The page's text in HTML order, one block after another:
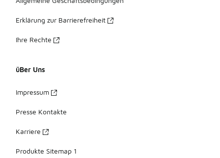
Erklärung zur Barrierefreiheit
Ihre Rechte
üBer Uns
Impressum
Presse Kontakte
Karriere
Produkte Sitemap 1